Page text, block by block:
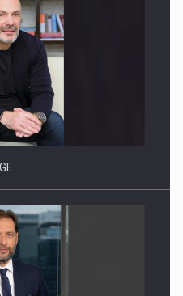
Protein Demand